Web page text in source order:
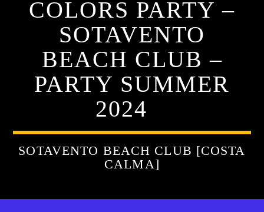
COLORS PARTY –
SOTAVENTO
BEACH CLUB –
PARTY SUMMER
2024
SOTAVENTO BEACH CLUB [COSTA
CALMA]